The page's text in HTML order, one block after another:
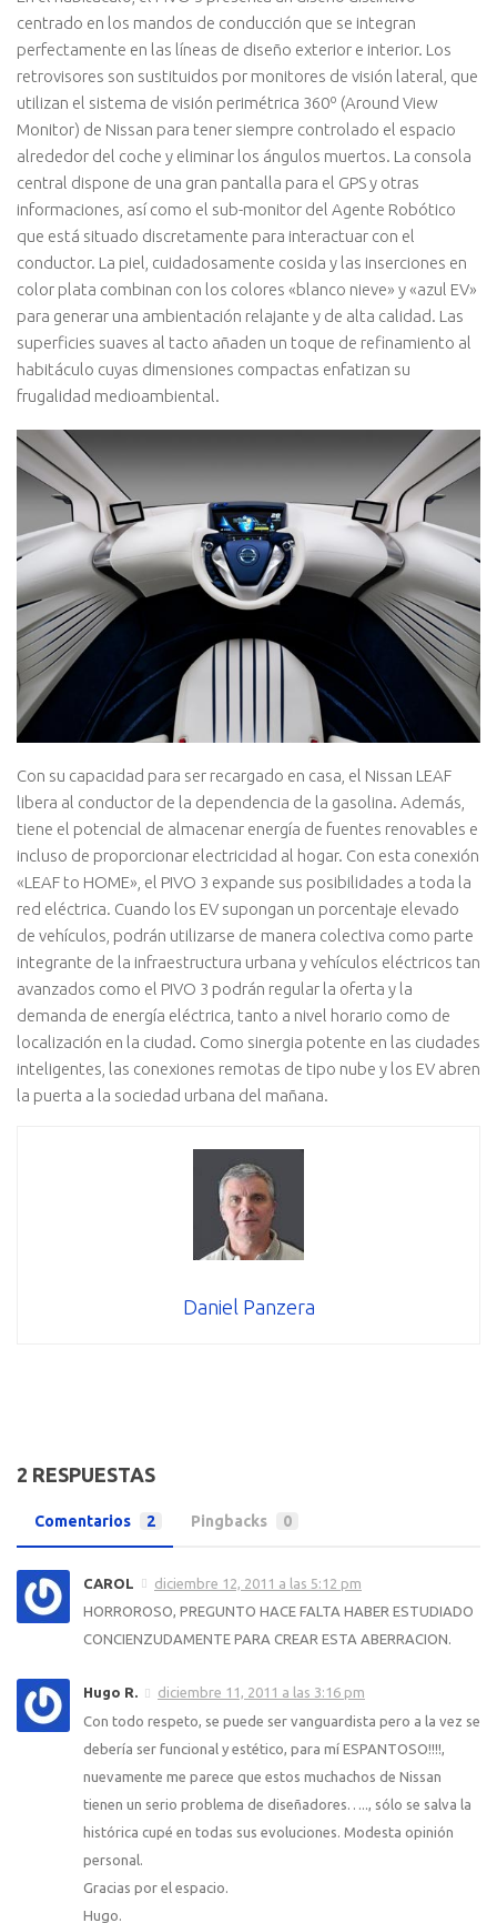
centrado en los mandos de conducción que se integran
perfectamente en las líneas de diseño exterior e interior. Los
retrovisores son sustituidos por monitores de visión lateral, que
utilizan el sistema de visión perimétrica 360º (Around View
Monitor) de Nissan para tener siempre controlado el espacio
alrededor del coche y eliminar los ángulos muertos. La consola
central dispone de una gran pantalla para el GPS y otras
informaciones, así como el sub-monitor del Agente Robótico
que está situado discretamente para interactuar con el
conductor. La piel, cuidadosamente cosida y las inserciones en
color plata combinan con los colores «blanco nieve» y «azul EV»
para generar una ambientación relajante y de alta calidad. Las
superficies suaves al tacto añaden un toque de refinamiento al
habitáculo cuyas dimensiones compactas enfatizan su
frugalidad medioambiental.
Con su capacidad para ser recargado en casa, el Nissan LEAF
libera al conductor de la dependencia de la gasolina. Además,
tiene el potencial de almacenar energía de fuentes renovables e
incluso de proporcionar electricidad al hogar. Con esta conexión
«LEAF to HOME», el PIVO 3 expande sus posibilidades a toda la
red eléctrica. Cuando los EV supongan un porcentaje elevado
de vehículos, podrán utilizarse de manera colectiva como parte
integrante de la infraestructura urbana y vehículos eléctricos tan
avanzados como el PIVO 3 podrán regular la oferta y la
demanda de energía eléctrica, tanto a nivel horario como de
localización en la ciudad. Como sinergia potente en las ciudades
inteligentes, las conexiones remotas de tipo nube y los EV abren
la puerta a la sociedad urbana del mañana.
Daniel Panzera
2 RESPUESTAS
Comentarios 2 Pingbacks 0
CAROL
diciembre 12, 2011 a las 5:12 pm
HORROROSO, PREGUNTO HACE FALTA HABER ESTUDIADO
CONCIENZUDAMENTE PARA CREAR ESTA ABERRACION.
Hugo R.
diciembre 11, 2011 a las 3:16 pm
Con todo respeto, se puede ser vanguardista pero a la vez se
debería ser funcional y estético, para mí ESPANTOSO!!!!,
nuevamente me parece que estos muchachos de Nissan
tienen un serio problema de diseñadores….., sólo se salva la
histórica cupé en todas sus evoluciones. Modesta opinión
personal.
Gracias por el espacio.
Hugo.